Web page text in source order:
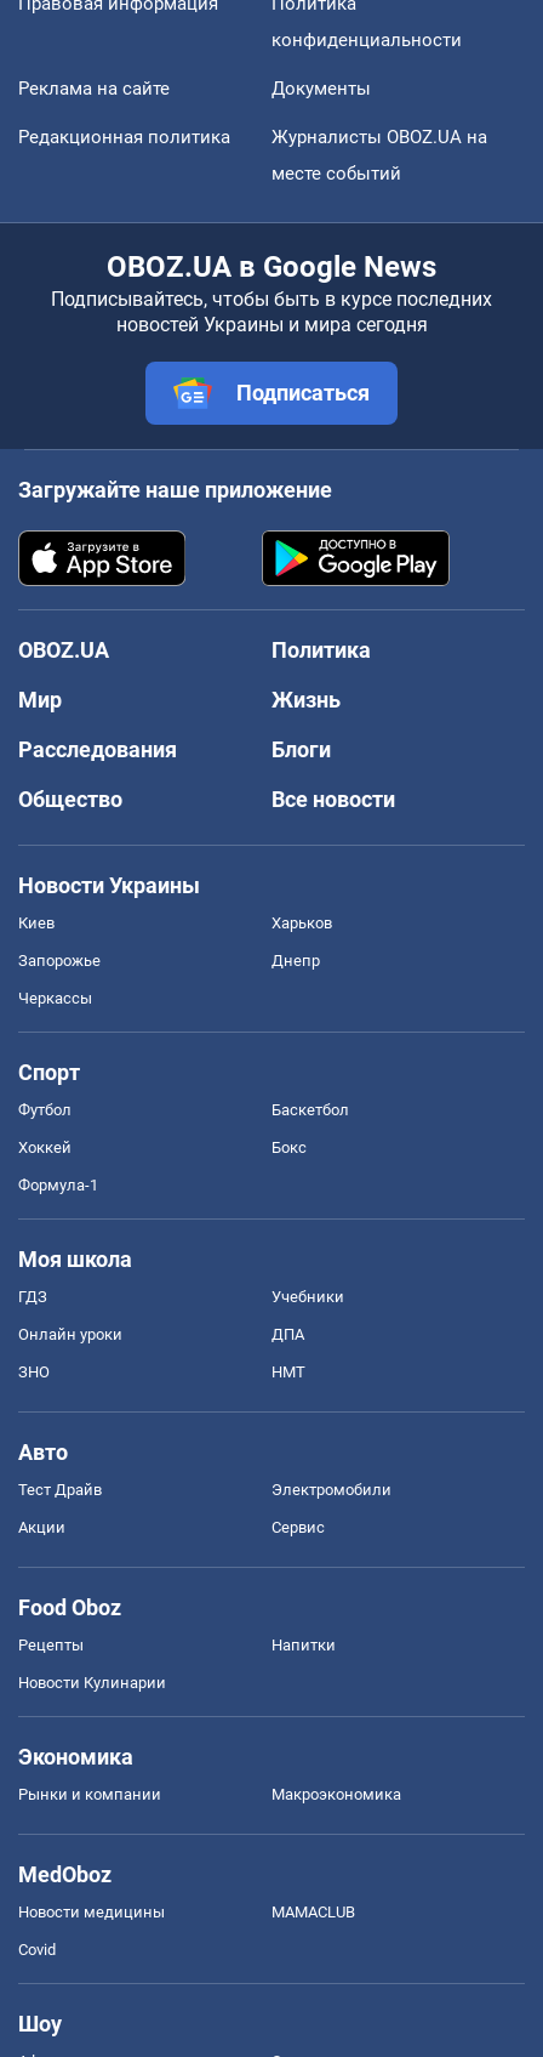
конфиденциальности
Реклама на сайте Документы
Редакционная политика
Журналисты OBOZ.UA на
месте событий
OBOZ.UA в Google News
Подписывайтесь, чтобы быть в курсе последних
новостей Украины и мира сегодня
Подписаться
Загружайте наше приложение
OBOZ.UA
Политика
Мир
Жизнь
Расследования
Блоги
Общество
Все новости
Новости Украины
Киев Харьков
Запорожье Днепр
Черкассы
Спорт
Футбол Баскетбол
Хоккей Бокс
Формула-1
Моя школа
ГДЗ Учебники
Онлайн уроки ДПА
ЗНО НМТ
Авто
Тест Драйв Электромобили
Акции Сервис
Food Oboz
Рецепты Напитки
Новости Кулинарии
Экономика
Рынки и компании Mакроэкономика
MedOboz
Новости медицины MAMACLUB
Covid
Шоу